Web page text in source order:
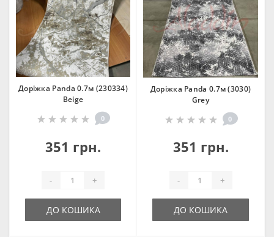
Доріжка Panda 0.7м (230334)
Beige
0
351 грн.
- +
ДО КОШИКА
Доріжка Panda 0.7м (3030)
Grey
0
351 грн.
- +
ДО КОШИКА